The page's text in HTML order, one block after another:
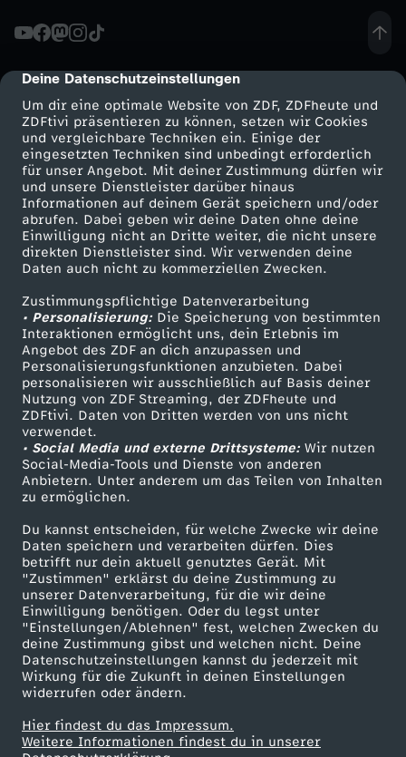
cmp-dialog-description
Deine Datenschutzeinstellungen
Um dir eine optimale Website von ZDF, ZDFheute und
ZDFtivi präsentieren zu können, setzen wir Cookies
und vergleichbare Techniken ein. Einige der
eingesetzten Techniken sind unbedingt erforderlich
für unser Angebot. Mit deiner Zustimmung dürfen wir
und unsere Dienstleister darüber hinaus
Informationen auf deinem Gerät speichern und/oder
abrufen. Dabei geben wir deine Daten ohne deine
Einwilligung nicht an Dritte weiter, die nicht unsere
direkten Dienstleister sind. Wir verwenden deine
Daten auch nicht zu kommerziellen Zwecken.
Zustimmungspflichtige Datenverarbeitung
• Personalisierung:Die Speicherung von bestimmten
Interaktionen ermöglicht uns, dein Erlebnis im
Angebot des ZDF an dich anzupassen und
Personalisierungsfunktionen anzubieten. Dabei
personalisieren wir ausschließlich auf Basis deiner
Nutzung von ZDF Streaming, der ZDFheute und
ZDFtivi. Daten von Dritten werden von uns nicht
verwendet.
• Social Media und externe Drittsysteme:Wir nutzen
Social-Media-Tools und Dienste von anderen
Anbietern. Unter anderem um das Teilen von Inhalten
zu ermöglichen.
Du kannst entscheiden, für welche Zwecke wir deine
Daten speichern und verarbeiten dürfen. Dies
betrifft nur dein aktuell genutztes Gerät. Mit
"Zustimmen" erklärst du deine Zustimmung zu
unserer Datenverarbeitung, für die wir deine
Einwilligung benötigen. Oder du legst unter
"Einstellungen/Ablehnen" fest, welchen Zwecken du
deine Zustimmung gibst und welchen nicht. Deine
Datenschutzeinstellungen kannst du jederzeit mit
Wirkung für die Zukunft in deinen Einstellungen
widerrufen oder ändern.
Hier findest du das Impressum.
Weitere Informationen findest du in unserer
i
m
a
w
a
n
d
e
l
-
W
e
n
n
H
Mehr ZDF
ZDF-Apps
Smart TV
ZDFtext
Livestreams
Sendungen A-Z
TV-Programm
Service
ZDFmitreden
Kontakt zum ZDF
Tickets
Zuschauerservice
Hilfe
ZDF Unternehmen
Karriere
ZDF goes Schule
Werbefernsehen
Mainzelmännchen
Partner